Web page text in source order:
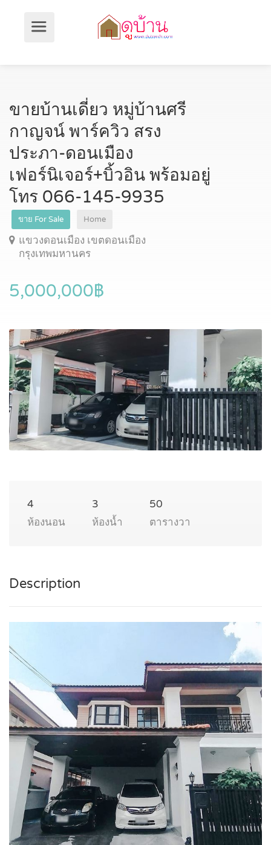
ขายบ้านเดี่ยว หมู่บ้านศรี
กาญจน์ พาร์ควิว สรง
ประภา-ดอนเมือง
เฟอร์นิเจอร์+บิ้วอิน พร้อมอยู่
โทร 066-145-9935
ขาย For Sale Home
แขวงดอนเมือง เขตดอนเมือง
กรุงเทพมหานคร
5,000,000฿
4
ห้องนอน
3
ห้องน้ำ
50
ตารางวา
Description